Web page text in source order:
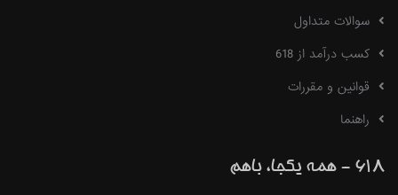
سوالات متداول
کسب درآمد از 618
قوانین و مقررات
راهنما
618 - همه یکجا، باهم